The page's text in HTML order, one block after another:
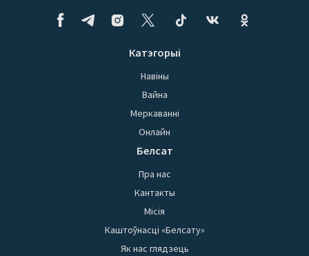
Катэгорыі
Навіны
Вайна
Меркаванні
Онлайн
Белсат
Пра нас
Кантакты
Місія
Каштоўнасці «Белсату»
Як нас глядзець